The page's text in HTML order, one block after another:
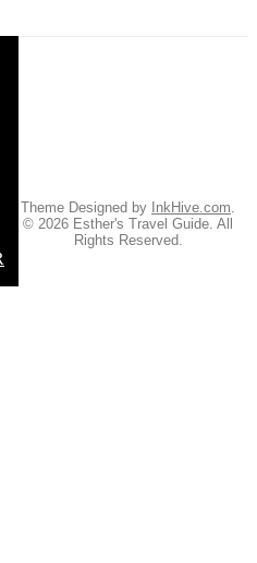
Theme Designed by InkHive.com.
© 2026 Esther's Travel Guide. All
Rights Reserved.